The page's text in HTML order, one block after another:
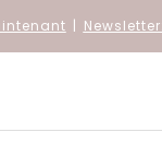
|